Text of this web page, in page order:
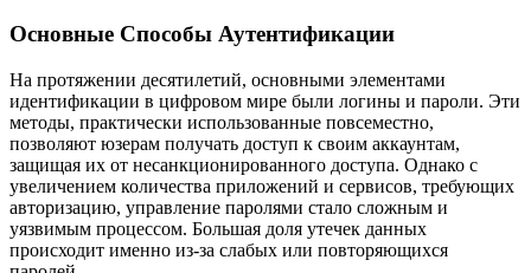
Основные Способы Аутентификации
На протяжении десятилетий, основными элементами
идентификации в цифровом мире были логины и пароли. Эти
методы, практически использованные повсеместно,
позволяют юзерам получать доступ к своим аккаунтам,
защищая их от несанкционированного доступа. Однако с
увеличением количества приложений и сервисов, требующих
авторизацию, управление паролями стало сложным и
уязвимым процессом. Большая доля утечек данных
происходит именно из-за слабых или повторяющихся